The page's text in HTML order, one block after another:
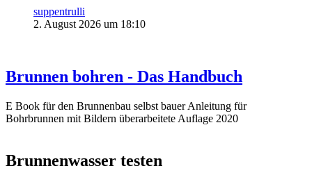
suppentrulli
2. August 2026 um 18:10
Brunnen bohren - Das Handbuch
E Book für den Brunnenbau selbst bauer Anleitung für
Bohrbrunnen mit Bildern überarbeitete Auflage 2020
Brunnenwasser testen